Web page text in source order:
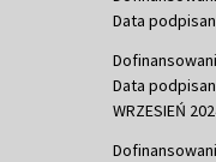
Data
Data
WRZESIEŃ